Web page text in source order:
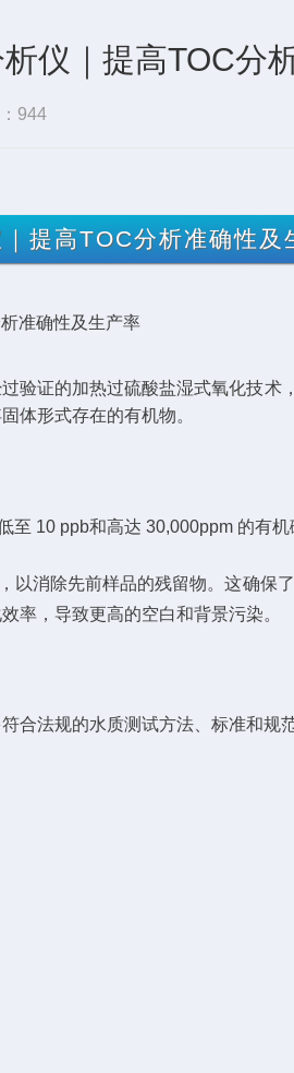
仪｜提高TOC分
944
提高TOC分析准确性及
验证的加热过硫酸盐湿式氧化技
体形式存在的有机物。
10 ppb和高达 30,000ppm 的有
以消除先前样品的残留物。这确
率，导致更高的空白和背景污染。
合法规的水质测试方法、标准和规范